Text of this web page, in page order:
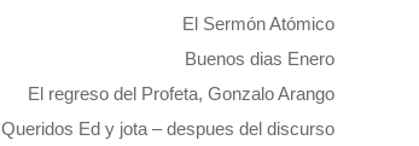
El Sermón Atómico
Buenos dias Enero
El regreso del Profeta, Gonzalo Arango
Queridos Ed y jota – despues del discurso